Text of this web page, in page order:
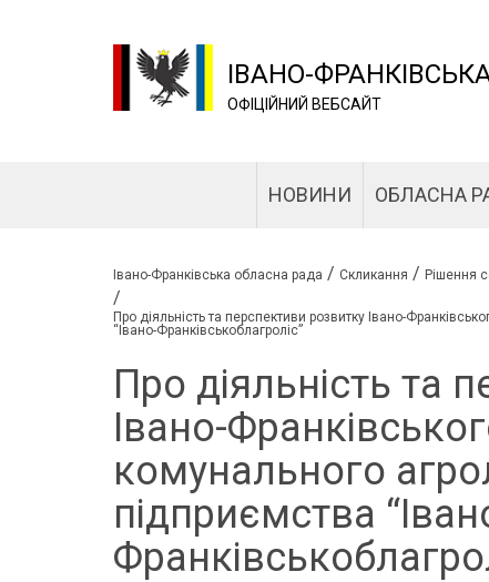
ІВАНО-
ОФІЦІЙНИЙ ВЕБСАЙТ
НОВИНИ ОБЛАСНА
Івано-Франківська обласна рада / Скликання / Рішення
/
Про діяльність та перспективи розвитку Івано-
“Івано-Франківськоблагроліс”
Про діяльність та
Івано-
комунального
підприємства